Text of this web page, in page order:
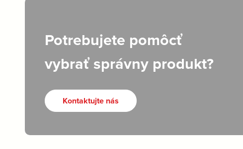
Potrebujete pomôcť
vybrať správny produkt?
Kontaktujte nás